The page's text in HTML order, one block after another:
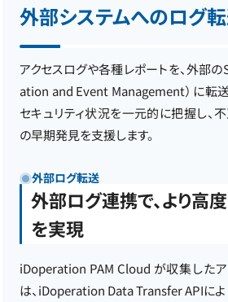
外部システムへのログ
アクセスログや各種レポートを、外部
ation and Event Management）に転
セキュリティ状況を一元的に把握し、
の早期発見を支援します。
外部ログ転送
外部ログ連携で、より高
を実現
iDoperation PAM Cloud が収集した
は、iDoperation Data Transfer APIによ